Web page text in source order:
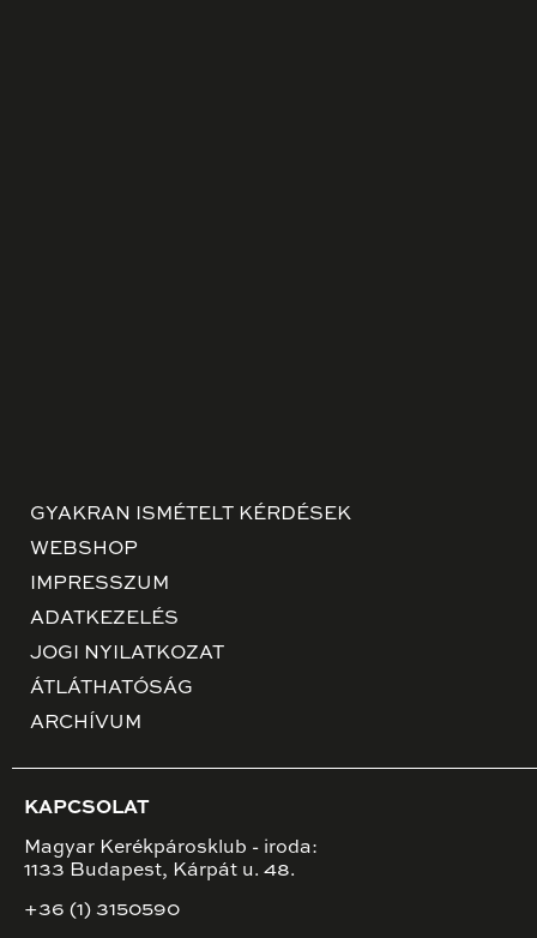
GYAKRAN ISMÉTELT KÉRDÉSEK
WEBSHOP
IMPRESSZUM
ADATKEZELÉS
JOGI NYILATKOZAT
ÁTLÁTHATÓSÁG
ARCHÍVUM
KAPCSOLAT
Magyar Kerékpárosklub - iroda:
1133 Budapest, Kárpát u. 48.
+36 (1) 3150590